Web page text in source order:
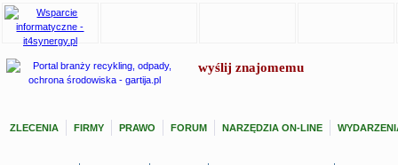
wyślij znajomemu
ZLECENIA FIRMY PRAWO FORUM NARZĘDZIA ON-LINE